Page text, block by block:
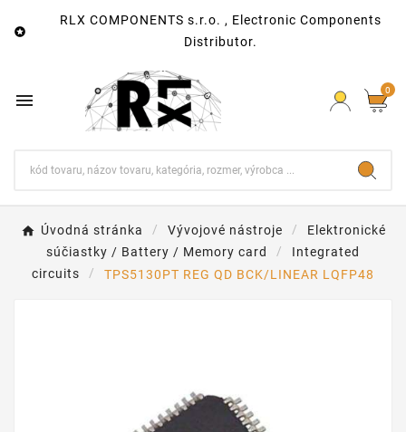

RLX COMPONENTS s.r.o. , Electronic Components
Distributor.
 0
Úvodná stránka Vývojové nástroje
Elektronické
súčiastky / Battery / Memory card
Integrated
circuits
TPS5130PT REG QD BCK/LINEAR LQFP48